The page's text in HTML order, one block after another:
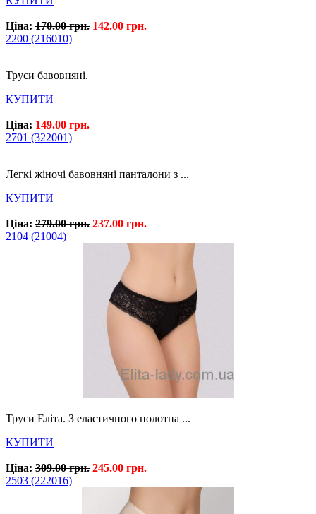
Ціна: 170.00 грн. 142.00 грн.
2200 (216010)
Труси бавовняні.
КУПИТИ
Ціна: 149.00 грн.
2701 (322001)
Легкі жіночі бавовняні панталони з ...
КУПИТИ
Ціна: 279.00 грн. 237.00 грн.
2104 (21004)
Труси Еліта. З еластичного полотна ...
КУПИТИ
Ціна: 309.00 грн. 245.00 грн.
2503 (222016)